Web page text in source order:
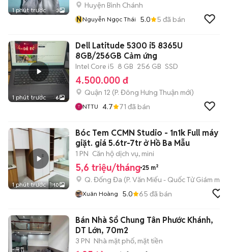
1 phút trước 3
Huyện Bình Chánh
NNguyễn Ngọc Thái 5.0 5 đã bán
1 phút trước 6
Dell Latitude 5300 i5 8365U
8GB/256GB Cảm ứng
Intel Core i5 8 GB 256 GB SSD
4.500.000 đ
Quận 12 (P. Đông Hưng Thuận mới)
NTTU 4.7 71 đã bán
1 phút trước 10
Bóc Tem CCMN Studio - 1n1k Full máy
giặt. giá 5.6tr-7tr ở Hồ Ba Mẫu
1 PN Căn hộ dịch vụ, mini
5,6 triệu/tháng 25 m²
Q. Đống Đa (P. Văn Miếu - Quốc Tử Giám mới)
Xuân Hoàng 5.0 65 đã bán
Bán Nhà Sổ Chung Tân Phước Khánh,
DT Lớn, 70m2
3 PN Nhà mặt phố, mặt tiền